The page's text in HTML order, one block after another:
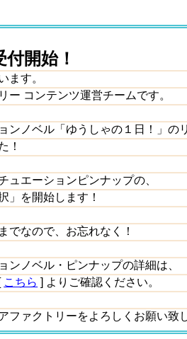
開始！
ます。
ー コンテンツ運営チームです。
ンノベル「ゆうしゃの１日！」の
！
ュエーションピンナップの、
」を開始します！
でなので、お忘れなく！
ンノベル・ピンナップの詳細は、
こちら ] よりご確認ください。
ファクトリーをよろしくお願い致